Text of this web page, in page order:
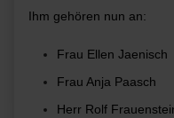
Ihm gehören nun an:
Frau Ellen Jaenisch
Frau Anja Paasch
Herr Rolf